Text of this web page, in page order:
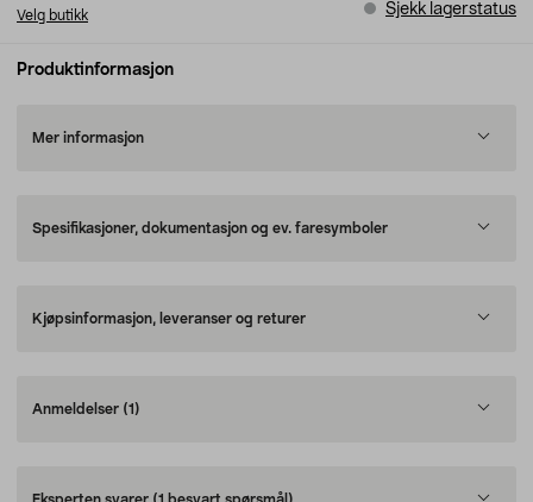
Velg butikk
Sjekk lagerstatus
Produktinformasjon
Mer informasjon
Spesifikasjoner, dokumentasjon og ev. faresymboler
Kjøpsinformasjon, leveranser og returer
Anmeldelser (1)